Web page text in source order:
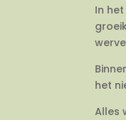
In
het
Alles